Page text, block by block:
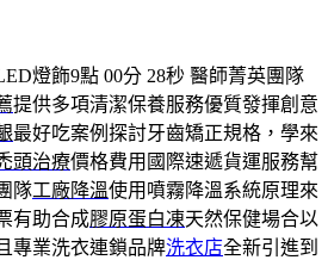
燈飾9點 00分 28秒 醫師菁英團隊
提供多項清潔保養服務優質發揮創意
最好吃案例探討牙齒矯正規格，學來
頭治療價格費用國際速遞貨運服務幫
隊工廠降溫使用噴霧降溫系統原理來
有助合成膠原蛋白凍天然保健場合以
專業洗衣連鎖品牌洗衣店全新引進到